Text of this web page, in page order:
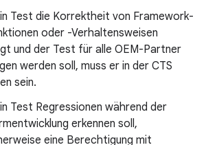
Test die Korrektheit von Framework-
oder -Verhaltensweisen
und der Test für alle OEM-Partner
werden soll, muss er in der CTS
sein.
Test Regressionen während der
erkennen soll,
eine Berechtigung mit